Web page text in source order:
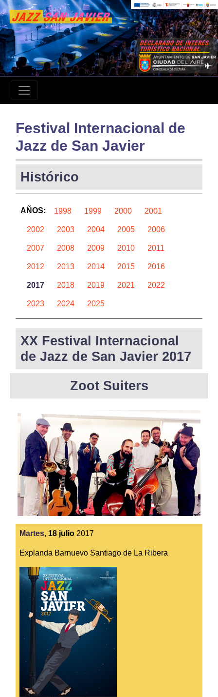
Festival Internacional de
Jazz de San Javier
Histórico
AÑOS: 1998 1999 2000 2001
2002 2003 2004 2005 2006
2007 2008 2009 2010 2011
2012 2013 2014 2015 2016
2017 2018 2019 2021 2022
2023 2024 2025
XX Festival Internacional
de Jazz de San Javier 2017
Zoot Suiters
Martes, 18 julio 2017
Explanda Barnuevo Santiago de La Ribera